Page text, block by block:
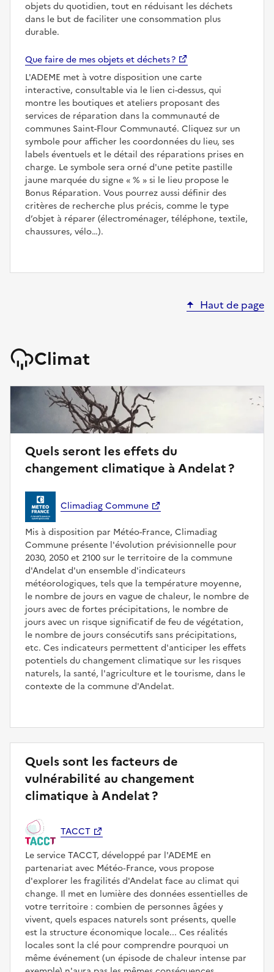
objets du quotidien, tout en réduisant les déchets
dans le but de faciliter une consommation plus
durable.
Que faire de mes objets et déchets ?
L'ADEME met à votre disposition une carte
interactive, consultable via le lien ci-dessus, qui
montre les boutiques et ateliers proposant des
services de réparation dans la communauté de
communes Saint-Flour Communauté. Cliquez sur un
symbole pour afficher les coordonnées du lieu, ses
labels éventuels et le détail des réparations prises en
charge. Le symbole sera orné d'une petite pastille
jaune marquée du signe
%
si le lieu propose le
Bonus Réparation. Vous pourrez aussi définir des
critères de recherche plus précis, comme le type
d’objet à réparer (électroménager, téléphone, textile,
chaussures, vélo…).
Haut de page
Climat
Quels seront les effets du
changement climatique à Andelat ?
Climadiag Commune
Mis à disposition par Météo-France, Climadiag
Commune présente l'évolution prévisionnelle pour
2030, 2050 et 2100 sur le territoire de la commune
d'Andelat d'un ensemble d'indicateurs
météorologiques, tels que la température moyenne,
le nombre de jours en vague de chaleur, le nombre de
jours avec de fortes précipitations, le nombre de
jours avec un risque significatif de feu de végétation,
le nombre de jours consécutifs sans précipitations,
etc. Ces indicateurs permettent d'anticiper les effets
potentiels du changement climatique sur les risques
naturels, la santé, l'agriculture et le tourisme, dans le
contexte de la commune d'Andelat.
Quels sont les facteurs de
vulnérabilité au changement
climatique à Andelat ?
TACCT
Le service TACCT, développé par l'ADEME en
partenariat avec Météo‑France, vous propose
d'explorer les fragilités d'Andelat face au climat qui
change. Il met en lumière des données essentielles de
votre territoire : combien de personnes âgées y
vivent, quels espaces naturels sont présents, quelle
est la structure économique locale... Ces réalités
locales sont la clé pour comprendre pourquoi un
même événement (un épisode de chaleur intense par